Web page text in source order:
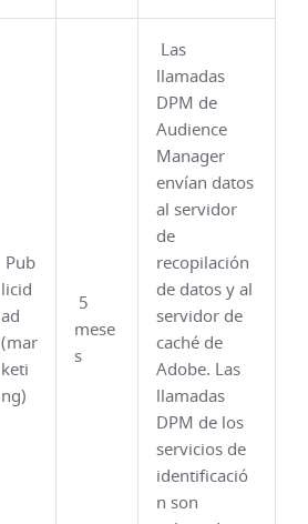
Pub
licid
ad
(mar
keti
ng)
5
mese
s
Las
llamadas
DPM de
Audience
Manager
envían datos
al servidor
de
recopilación
de datos y al
servidor de
caché de
Adobe. Las
llamadas
DPM de los
servicios de
identificació
n son